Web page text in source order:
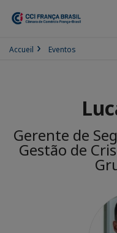
Accueil Eventos
Gerente de
Gestão de